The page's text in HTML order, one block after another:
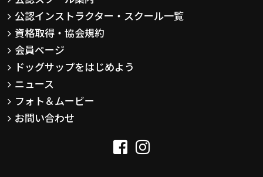
公認インストラクター・スクール一覧
資格取得・協会規約
会員ページ
ドッグサップをはじめよう
ニュース
フォト＆ムービー
お問い合わせ